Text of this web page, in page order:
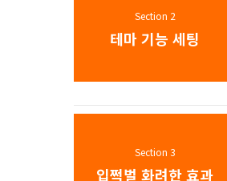
Section 2
테마 기능 세팅
Section 3
입쩍벌 화려한 효과